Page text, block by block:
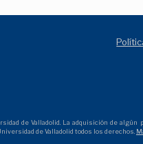
de Valladolid. La adquisición de algún
de Valladolid todos los derechos.